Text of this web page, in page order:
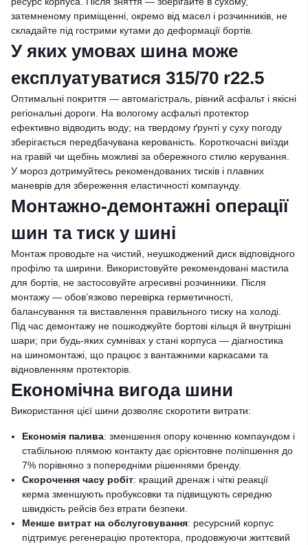
затемненому приміщенні, окремо від масел і розчинників, не
складайте під гострими кутами до деформації бортів.
У яких умовах шина може
експлуатуватися 315/70 r22.5
Оптимальні покриття — автомагістраль, рівний асфальт і якісні
регіональні дороги. На вологому асфальті протектор
ефективно відводить воду; на твердому ґрунті у суху погоду
зберігається передбачувана керованість. Короткочасні виїзди
на гравій чи щебінь можливі за обережного стилю керування.
У мороз дотримуйтесь рекомендованих тисків і плавних
маневрів для збереження еластичності компаунду.
Монтажно-демонтажні операції
шин та тиск у шині
Монтаж проводьте на чистий, неушкоджений диск відповідного
профілю та ширини. Використовуйте рекомендовані мастила
для бортів, не застосовуйте агресивні розчинники. Після
монтажу — обов’язково перевірка герметичності,
балансування та виставлення правильного тиску на холоді.
Під час демонтажу не пошкоджуйте бортові кільця й внутрішні
шари; при будь-яких сумнівах у стані корпуса — діагностика
на шиномонтажі, що працює з вантажними каркасами та
відновленням протекторів.
Економічна вигода шини
Використання цієї шини дозволяє скоротити витрати:
Економія палива: зменшення опору коченню компаундом і
стабільною плямою контакту дає орієнтовне поліпшення до
7% порівняно з попередніми рішеннями бренду.
Скорочення часу робіт: кращий дренаж і чіткі реакції
керма зменшують пробуксовки та підвищують середню
швидкість рейсів без втрати безпеки.
Менше витрат на обслуговування: ресурсний корпус
підтримує регенерацію протектора, продовжуючи життєвий